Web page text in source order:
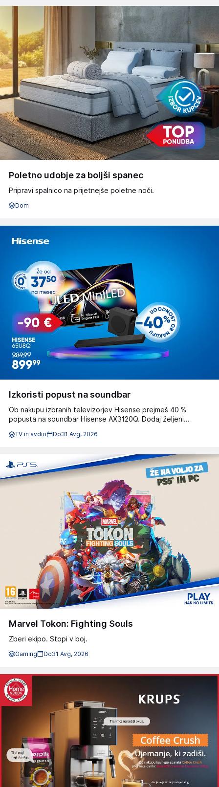
Poletno udobje za boljši spanec
Pripravi spalnico na prijetnejše poletne noči.
Dom
Izkoristi popust na soundbar
Ob nakupu izbranih televizorjev Hisense prejmeš 40 %
popusta na soundbar Hisense AX3120Q. Dodaj željeni...
TV in avdio Do31 Avg, 2026
Marvel Tokon: Fighting Souls
Zberi ekipo. Stopi v boj.
Gaming Do31 Avg, 2026